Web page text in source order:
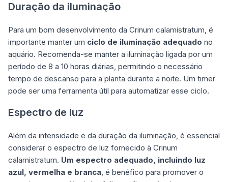
Duração da iluminação
Para um bom desenvolvimento da Crinum calamistratum, é
importante manter um ciclo de iluminação adequado no
aquário. Recomenda-se manter a iluminação ligada por um
período de 8 a 10 horas diárias, permitindo o necessário
tempo de descanso para a planta durante a noite. Um timer
pode ser uma ferramenta útil para automatizar esse ciclo.
Espectro de luz
Além da intensidade e da duração da iluminação, é essencial
considerar o espectro de luz fornecido à Crinum
calamistratum. Um espectro adequado, incluindo luz
azul, vermelha e branca, é benéfico para promover o